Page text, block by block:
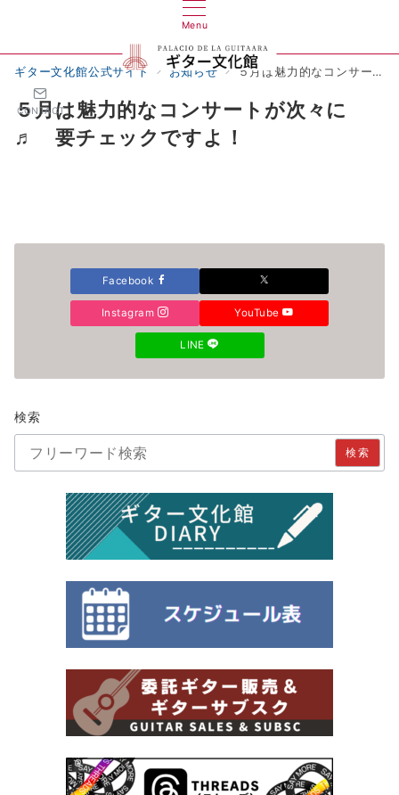
Menu
CONTACT
ギター文化館公式サイト お知らせ ５月は魅力的なコンサートが次々に♬ 要チェックですよ！
５月は魅力的なコンサートが次々に
♬ 要チェックですよ！
Facebook
Instagram YouTube
LINE
検索
検索